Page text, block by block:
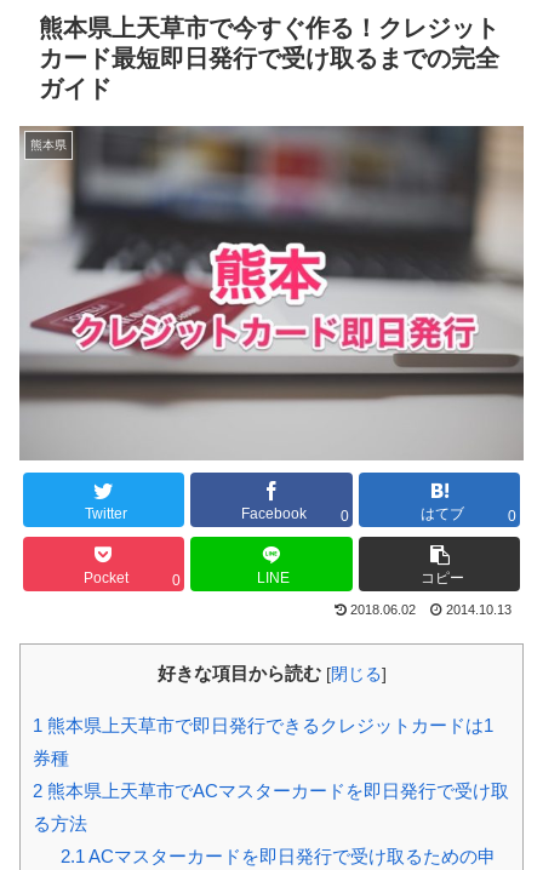
熊本県上天草市で今すぐ作る！クレジット
カード最短即日発行で受け取るまでの完全
ガイド
熊本県
Twitter Facebook 0 はてブ 0
Pocket 0 LINE コピー
2018.06.02 2014.10.13
好きな項目から読む [閉じる]
1 熊本県上天草市で即日発行できるクレジットカードは1
券種
2 熊本県上天草市でACマスターカードを即日発行で受け取
る方法
2.1 ACマスターカードを即日発行で受け取るための申